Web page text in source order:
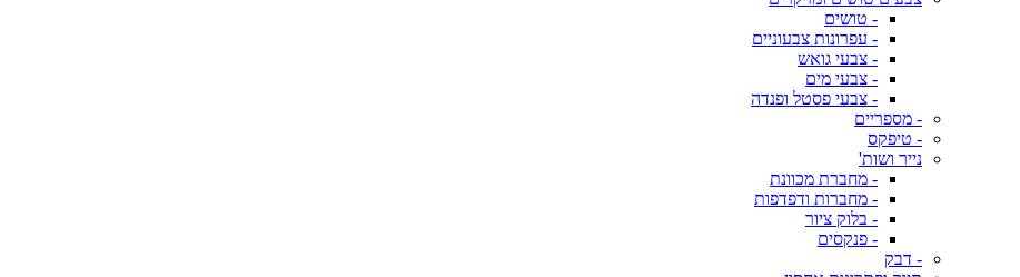
- טושים
- עפרונות צבעוניים
- צבעי גואש
- צבעי מים
- צבעי פסטל ופנדה
- מספריים
- טיפקס
נייר ושות'
- מחברת מכוונת
- מחברות ודפדפות
- בלוק ציור
- פנקסים
- דבק